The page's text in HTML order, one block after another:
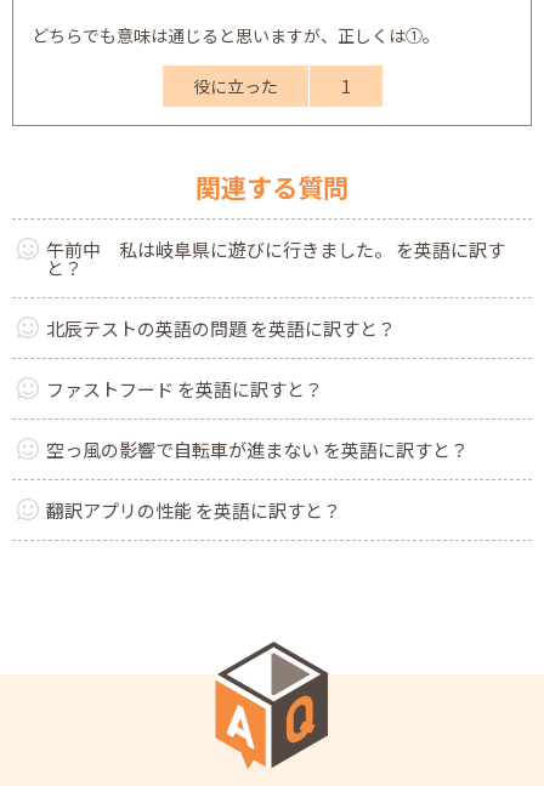
どちらでも意味は通じると思いますが、正しくは①。
役に立った 1
関連する質問
午前中 私は岐阜県に遊びに行きました。 を英語に訳す
と？
北辰テストの英語の問題 を英語に訳すと？
ファストフード を英語に訳すと？
空っ風の影響で自転車が進まない を英語に訳すと？
翻訳アプリの性能 を英語に訳すと？